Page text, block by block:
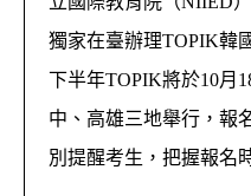
獨家在臺辦理TOPIK韓
下半年TOPIK將於10月
中、高雄三地舉行，報
別提醒考生，把握報名